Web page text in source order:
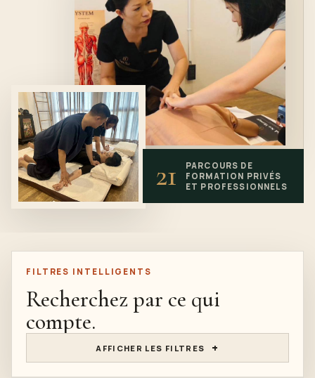
21
PARCOURS DE
FORMATION PRIVÉS
ET PROFESSIONNELS
FILTRES INTELLIGENTS
Recherchez par ce qui
compte.
AFFICHER LES FILTRES